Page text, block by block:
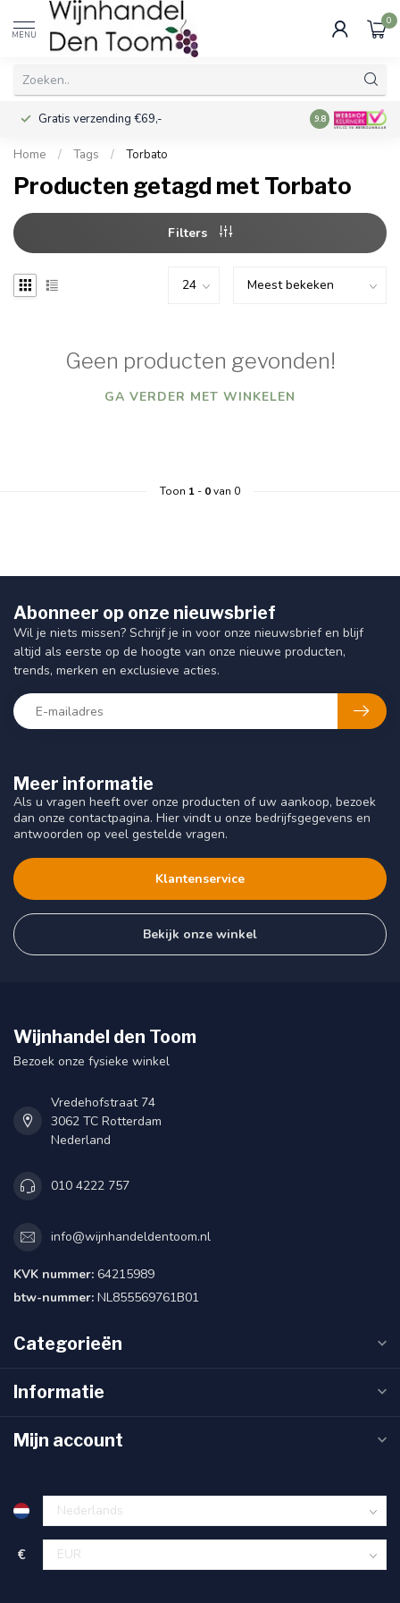
MENU
0
Gratis verzending €69,- Voor 16:00
9.8
Home / Tags / Torbato
Producten getagd met Torbato
Filters
Geen producten gevonden!
GA VERDER MET WINKELEN
Toon 1- 0van 0
Meer informatie
Als u vragen heeft over onze producten of uw aankoop, bezoek
dan onze contactpagina. Hier vindt u onze bedrijfsgegevens en
antwoorden op veel gestelde vragen.
Klantenservice
Bekijk onze winkel
Abonneer op onze nieuwsbrief
Wil je niets missen? Schrijf je in voor onze nieuwsbrief en blijf
altijd als eerste op de hoogte van onze nieuwe producten,
trends, merken en exclusieve acties.
Wijnhandel den Toom
Bezoek onze fysieke winkel
Vredehofstraat 74
3062 TC Rotterdam
Nederland
010 4222 757
info@wijnhandeldentoom.nl
KVK nummer: 64215989
btw-nummer: NL855569761B01
Categorieën
Informatie
Mijn account
€